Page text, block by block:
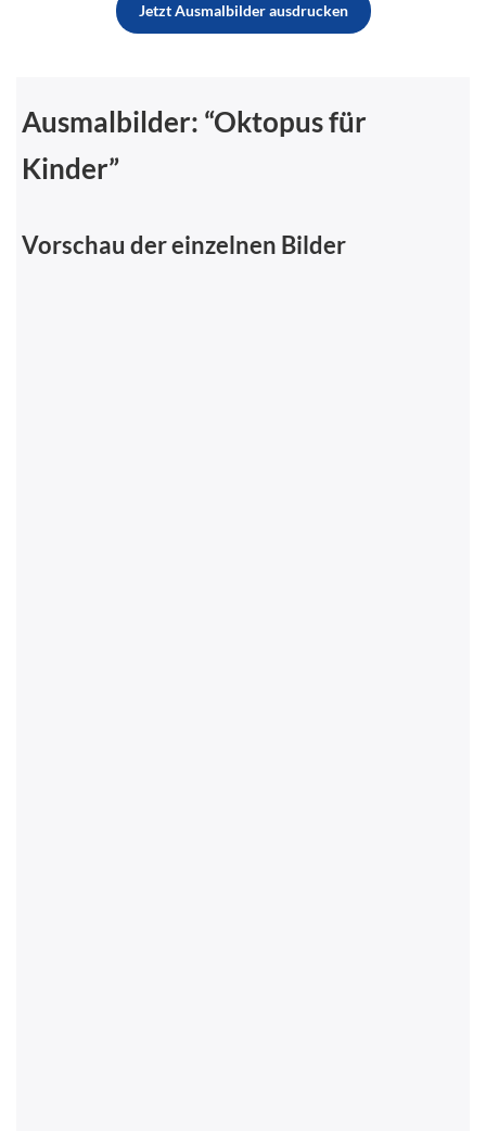
Jetzt Ausmalbilder ausdrucken
Ausmalbilder: “Oktopus für
Kinder”
Vorschau der einzelnen Bilder